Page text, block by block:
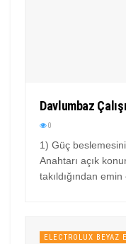
Davlumbaz
0
1) Güç
Anahtarı açık
takıldığından
ELECTROLUX BEYAZ